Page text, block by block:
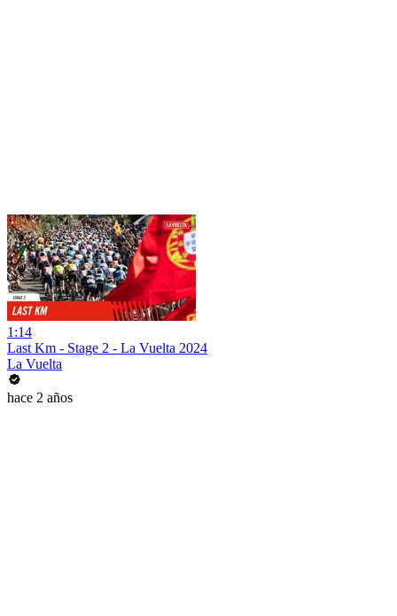
1:14
Last Km - Stage 2 - La Vuelta 2024
La Vuelta
hace 2 años